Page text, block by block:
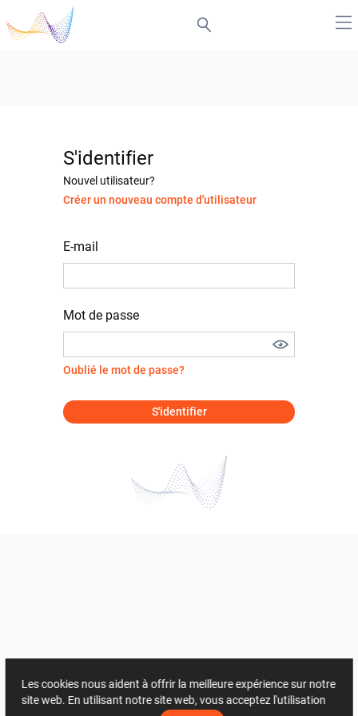
S'identifier
Nouvel utilisateur?
Créer un nouveau compte d'utilisateur
E-mail
Mot de passe
Oublié le mot de passe?
S'identifier
Les cookies nous aident à offrir la meilleure expérience sur notre
site web. En utilisant notre site web, vous acceptez l'utilisation